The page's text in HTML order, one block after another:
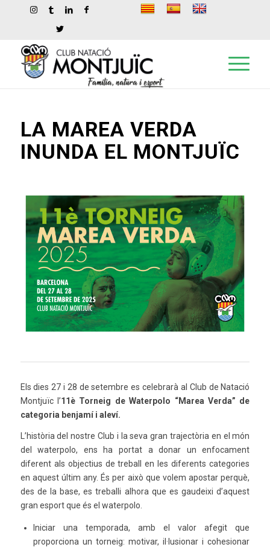
LA MAREA VERDA
INUNDA EL MONTJUÏC
Els dies 27 i 28 de setembre es celebrarà al Club de Natació
Montjuïc l’11è Torneig de Waterpolo “Marea Verda” de
categoria benjamí i aleví.
L’història del nostre Club i la seva gran trajectòria en el món
del waterpolo, ens ha portat a donar un enfocament
diferent als objectius de treball en les diferents categories
en aquest últim any. És per això que volem apostar perquè,
des de la base, es treballi alhora que es gaudeixi d’aquest
gran esport que és el waterpolo.
Iniciar una temporada, amb el valor afegit que
proporciona un torneig: motivar, il·lusionar i cohesionar